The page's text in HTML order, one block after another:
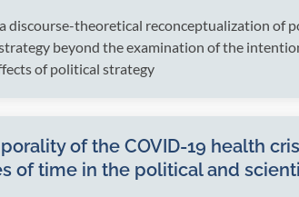
discourse-theoretical reconceptualization of
beyond the examination of the
of political strategy
of the COVID-19 health
of time in the political and